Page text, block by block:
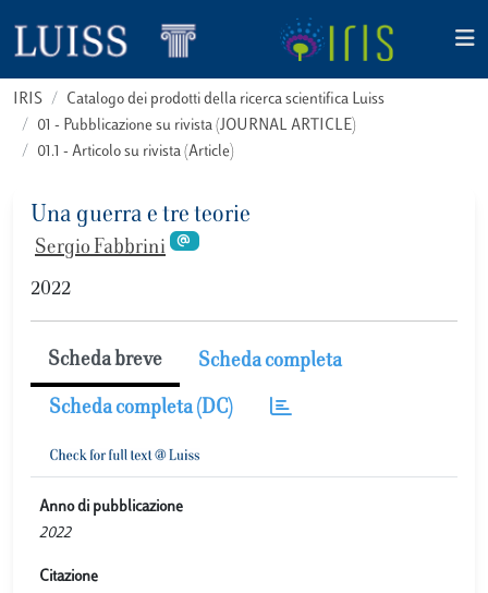
IRIS
Catalogo dei prodotti della ricerca scientifica Luiss
01 - Pubblicazione su rivista (JOURNAL ARTICLE)
01.1 - Articolo su rivista (Article)
Una guerra e tre teorie
Sergio Fabbrini
2022
Scheda breve Scheda completa
Scheda completa (DC)
Anno di pubblicazione
2022
Citazione